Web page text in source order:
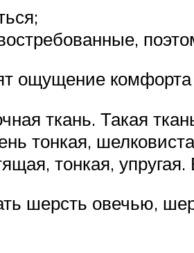
ощущение
ткань. Такая
тонкая,
тонкая,
шерсть овечью,